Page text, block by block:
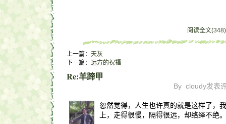
阅读全文(348)
上一篇： 天灰
下一篇： 远方的祝福
Re:羊蹄甲
By cloudy发表
忽然觉得，人生也许真的就是这样了，
上，走得很慢，隔得很远，却络绎不绝。